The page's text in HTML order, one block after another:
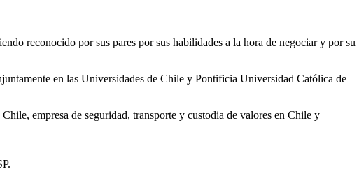
reconocido por sus pares por sus habilidades a la hora de negociar y por su
en las Universidades de Chile y Pontificia Universidad Católica de
empresa de seguridad, transporte y custodia de valores en Chile y